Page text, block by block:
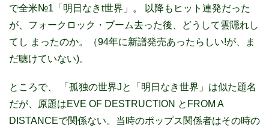
で全米№1「明日なきt世界」。 以降もヒット連発だった
が、フォークロック・ブーム去った後、どうして雲隠れし
てし まったのか。（94年に新譜発売あったらしい!が、ま
だ聴けていない)。
ところで、 「孤独の世界Jと「明日なき世界」は似た題名
だが、原題はEVE OF DESTRUCTION とFROM A
DISTANCEで関係ない。当時のポップス関係者はその時の